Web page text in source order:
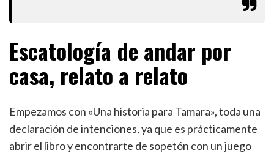
Escatología de andar por
casa, relato a relato
Empezamos con «Una historia para Tamara», toda una
declaración de intenciones, ya que es prácticamente
abrir el libro y encontrarte de sopetón con un juego